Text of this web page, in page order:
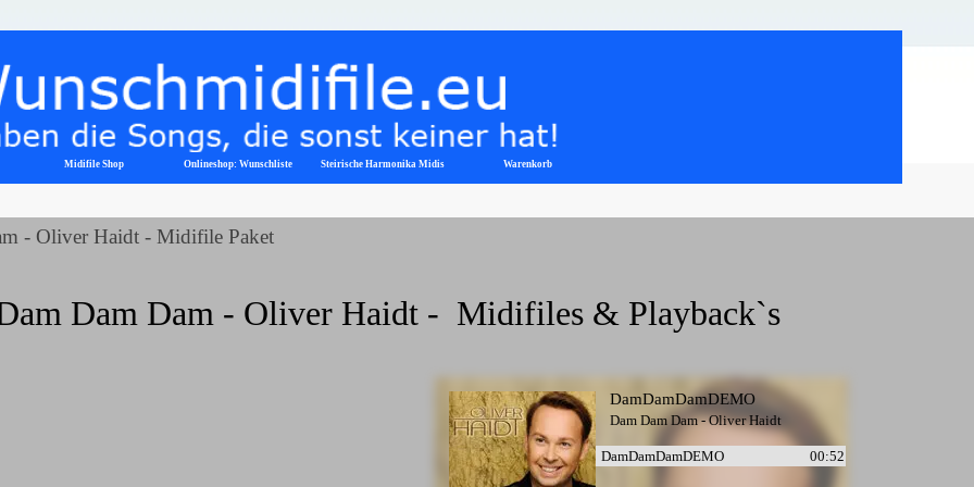
Menü überspringen
Midifile Shop ▼
Onlineshop: Wunschliste Steirische Harmonika Midis ▼
Warenkorb
- Oliver Haidt - Midifile Paket
Dam Dam - Oliver Haidt -  Midifiles & Playback`s
DamDamDamDEMO
Dam Dam Dam - Oliver Haidt
DamDamDamDEMO 00:52